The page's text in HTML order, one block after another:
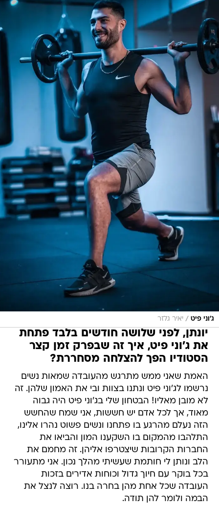
ג'וני פיט / יאיר גלזר
יונתן, לפני שלושה חודשים בלבד פתחת
את ג'וני פיט, איך זה שבפרק זמן קצר
הסטודיו הפך להצלחה מסחררת?
האמת שאני ממש מתרגש מהעובדה שמאות נשים
נרשמו לג'וני פיט ונתנו בצוות ובי את האמון שלהן. זה
לא מובן מאליו! הבטחון שלי בג'וני פיט היה גבוה
מאוד, אך לכל אדם יש חששות, אני שמח שהחשש
הזה נעלם מהרגע בו פתחנו ונשים פשוט נהרו אלינו,
התלהבו מהמקום בו השקענו המון והביאו את
החברות הקרובות שיצטרפו אליהן. זה מחמם את
הלב ונותן לי חותמת שעשיתי מהלך נכון. אני מתעורר
בכל בוקר עם חיוך גדול וכוחות אדירים בזכות
העובדה שכל אחת מהן בחרה בנו. רוצה לנצל את
הבמה ולומר להן תודה.